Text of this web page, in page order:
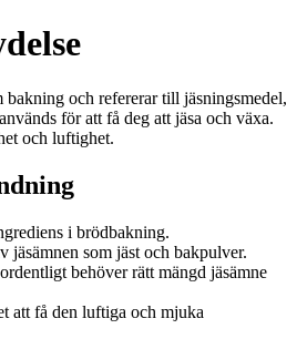
bakning och refererar till jäsningsmedel,
för att få deg att jäsa och växa.
och luftighet.
i brödbakning.
jäsämnen som jäst och bakpulver.
behöver rätt mängd jäsämne
att få den luftiga och mjuka